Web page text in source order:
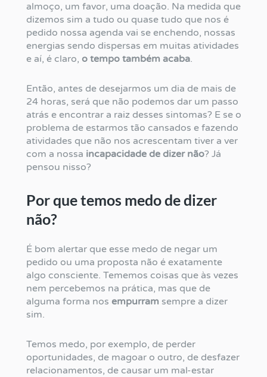
almoço, um favor, uma doação. Na medida que
dizemos sim a tudo ou quase tudo que nos é
pedido nossa agenda vai se enchendo, nossas
energias sendo dispersas em muitas atividades
e aí, é claro, o tempo também acaba.
Então, antes de desejarmos um dia de mais de
24 horas, será que não podemos dar um passo
atrás e encontrar a raiz desses sintomas? E se o
problema de estarmos tão cansados e fazendo
atividades que não nos acrescentam tiver a ver
com a nossa incapacidade de dizer não? Já
pensou nisso?
Por que temos medo de dizer
não?
É bom alertar que esse medo de negar um
pedido ou uma proposta não é exatamente
algo consciente. Tememos coisas que às vezes
nem percebemos na prática, mas que de
alguma forma nosempurram sempre a dizer
sim.
Temos medo, por exemplo, de perder
oportunidades, de magoar o outro, de desfazer
relacionamentos, de causar um mal-estar